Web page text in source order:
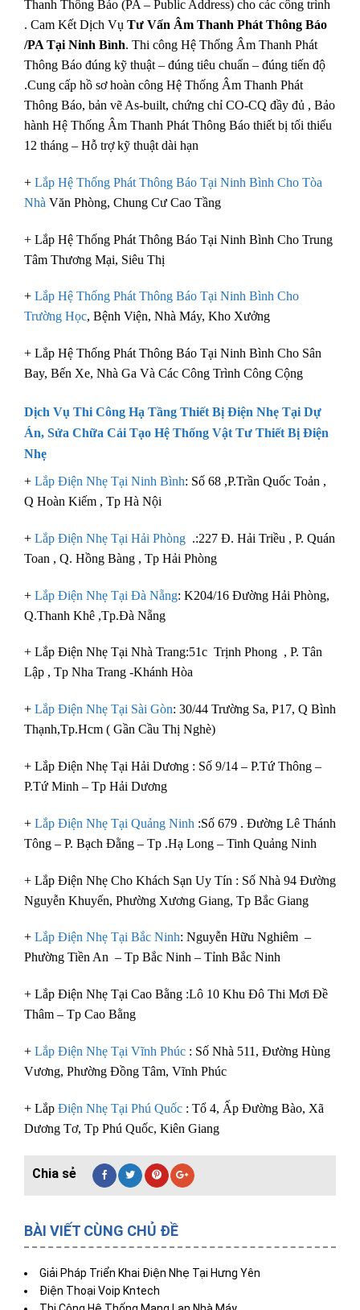
Thanh Thông Báo (PA – Public Address) cho các công trình
. Cam Kết Dịch Vụ Tư Vấn Âm Thanh Phát Thông Báo
/PA Tại Ninh Bình. Thi công Hệ Thống Âm Thanh Phát
Thông Báo đúng kỹ thuật – đúng tiêu chuẩn – đúng tiến độ
.Cung cấp hồ sơ hoàn công Hệ Thống Âm Thanh Phát
Thông Báo, bản vẽ As-built, chứng chỉ CO-CQ đầy đủ , Bảo
hành Hệ Thống Âm Thanh Phát Thông Báo thiết bị tối thiểu
12 tháng – Hỗ trợ kỹ thuật dài hạn
+ Lắp Hệ Thống Phát Thông Báo Tại Ninh Bình Cho Tòa
Nhà Văn Phòng, Chung Cư Cao Tầng
+ Lắp Hệ Thống Phát Thông Báo Tại Ninh Bình Cho Trung
Tâm Thương Mại, Siêu Thị
+ Lắp Hệ Thống Phát Thông Báo Tại Ninh Bình Cho
Trường Học, Bệnh Viện, Nhà Máy, Kho Xưởng
+ Lắp Hệ Thống Phát Thông Báo Tại Ninh Bình Cho Sân
Bay, Bến Xe, Nhà Ga Và Các Công Trình Công Cộng
Dịch Vụ Thi Công Hạ Tầng Thiết Bị Điện Nhẹ Tại Dự
Án, Sửa Chữa Cải Tạo Hệ Thống Vật Tư Thiết Bị Điện
Nhẹ
+ Lắp Điện Nhẹ Tại Ninh Bình: Số 68 ,P.Trần Quốc Toản ,
Q Hoàn Kiếm , Tp Hà Nội
+ Lắp Điện Nhẹ Tại Hải Phòng .:227 Đ. Hải Triều , P. Quán
Toan , Q. Hồng Bàng , Tp Hải Phòng
+ Lắp Điện Nhẹ Tại Đà Nẵng: K204/16 Đường Hải Phòng,
Q.Thanh Khê ,Tp.Đà Nẵng
+ Lắp Điện Nhẹ Tại Nhà Trang:51c Trịnh Phong , P. Tân
Lập , Tp Nha Trang -Khánh Hòa
+ Lắp Điện Nhẹ Tại Sài Gòn: 30/44 Trường Sa, P17, Q Bình
Thạnh,Tp.Hcm ( Gần Cầu Thị Nghè)
+ Lắp Điện Nhẹ Tại Hải Dương : Số 9/14 – P.Tứ Thông –
P.Tứ Minh – Tp Hải Dương
+ Lắp Điện Nhẹ Tại Quảng Ninh :Số 679 . Đường Lê Thánh
Tông – P. Bạch Đằng – Tp .Hạ Long – Tinh Quảng Ninh
+ Lắp Điện Nhẹ Cho Khách Sạn Uy Tín : Số Nhà 94 Đường
Nguyễn Khuyến, Phường Xương Giang, Tp Bắc Giang
+ Lắp Điện Nhẹ Tại Bắc Ninh: Nguyễn Hữu Nghiêm –
Phường Tiền An – Tp Bắc Ninh – Tỉnh Bắc Ninh
+ Lắp Điện Nhẹ Tại Cao Bằng :Lô 10 Khu Đô Thi Mơi Đề
Thâm – Tp Cao Bằng
+ Lắp Điện Nhẹ Tại Vĩnh Phúc : Số Nhà 511, Đường Hùng
Vương, Phường Đồng Tâm, Vĩnh Phúc
+ Lắp Điện Nhẹ Tại Phú Quốc : Tổ 4, Ấp Đường Bào, Xã
Dương Tơ, Tp Phú Quốc, Kiên Giang
BÀI VIẾT CÙNG CHỦ ĐỀ
Giải Pháp Triển Khai Điện Nhẹ Tại Hưng Yên
Điện Thoại Voip Kntech